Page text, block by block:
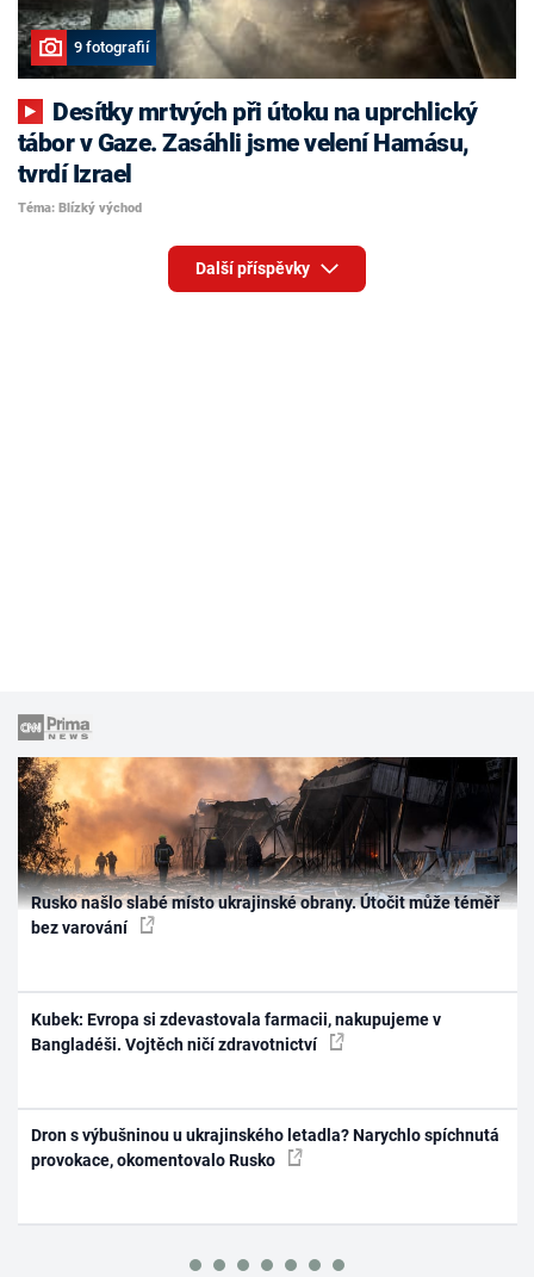
9 fotografií
tábor v Gaze. Zasáhli jsme velení Hamásu,
tvrdí Izrael
Téma: Blízký východ
Další příspěvky
Rusko našlo slabé místo ukrajinské obrany. Útočit může téměř
bez varování
Kubek: Evropa si zdevastovala farmacii, nakupujeme v
Bangladéši. Vojtěch ničí zdravotnictví
Dron s výbušninou u ukrajinského letadla? Narychlo spíchnutá
provokace, okomentovalo Rusko